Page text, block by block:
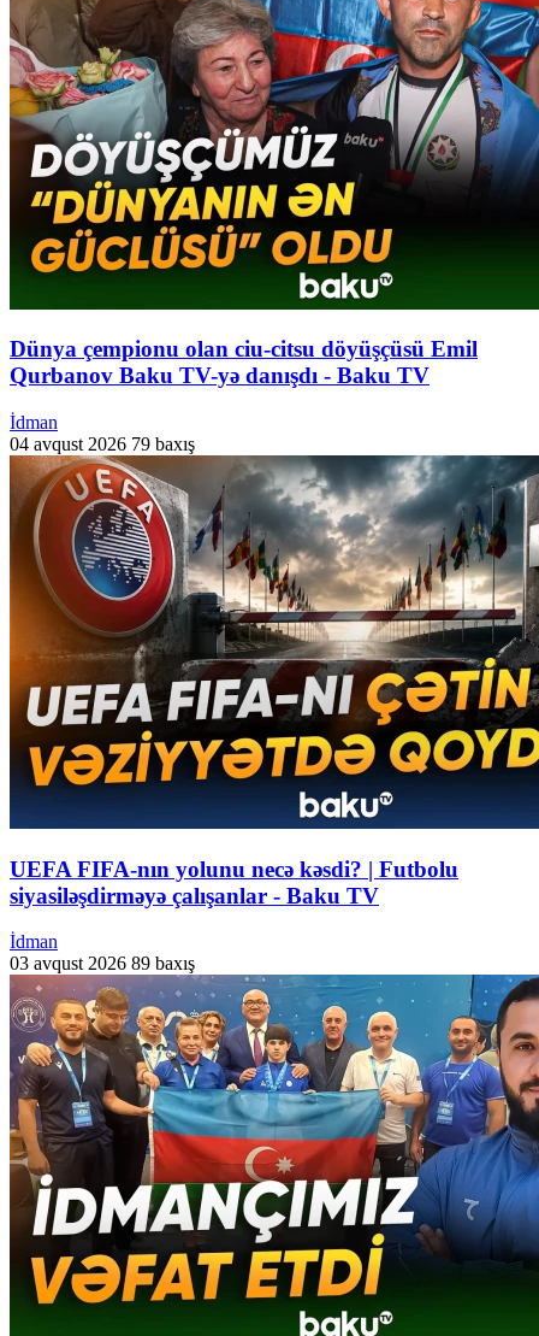
Dünya çempionu olan ciu-citsu döyüşçüsü Emil
Qurbanov Baku TV-yə danışdı - Baku TV
İdman
04 avqust 2026 79 baxış
UEFA FIFA-nın yolunu necə kəsdi? | Futbolu
siyasiləşdirməyə çalışanlar - Baku TV
İdman
03 avqust 2026 89 baxış